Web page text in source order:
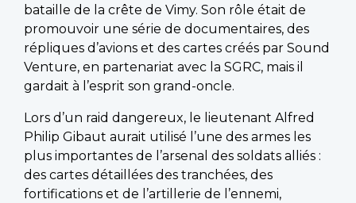
bataille de la crête de Vimy. Son rôle était de
promouvoir une série de documentaires, des
répliques d’avions et des cartes créés par Sound
Venture, en partenariat avec la SGRC, mais il
gardait à l’esprit son grand-oncle.
Lors d’un raid dangereux, le lieutenant Alfred
Philip Gibaut aurait utilisé l’une des armes les
plus importantes de l’arsenal des soldats alliés :
des cartes détaillées des tranchées, des
fortifications et de l’artillerie de l’ennemi,